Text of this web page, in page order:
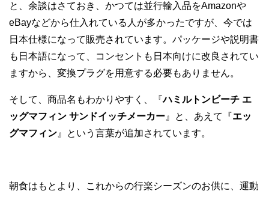
と、余談はさておき、かつては並行輸入品をAmazonや
eBayなどから仕入れている人が多かったですが、今では
日本仕様になって販売されています。パッケージや説明書
も日本語になって、コンセントも日本向けに改良されてい
ますから、変換プラグを用意する必要もありません。
そして、商品名もわかりやすく、『ハミルトンビーチ エ
ッグマフィン サンドイッチメーカー 』と、あえて『エッ
グマフィン 』という言葉が追加されています。
朝食はもとより、これからの行楽シーズンのお供に、運動